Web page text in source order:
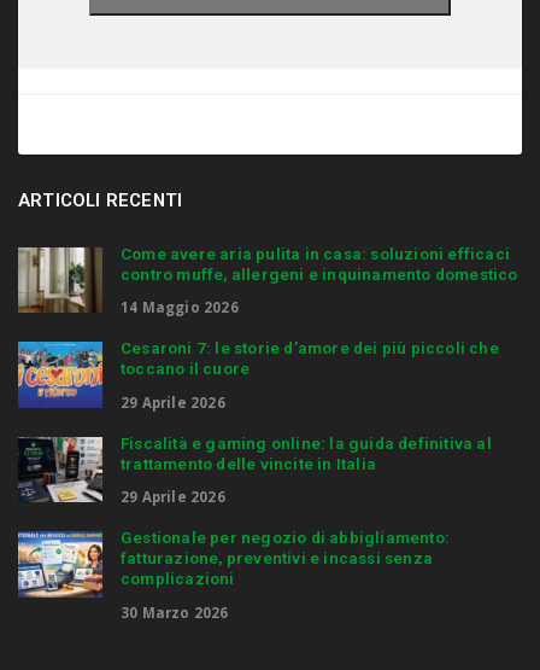
ARTICOLI RECENTI
Come avere aria pulita in casa: soluzioni efficaci
contro muffe, allergeni e inquinamento domestico
14 Maggio 2026
Cesaroni 7: le storie d’amore dei più piccoli che
toccano il cuore
29 Aprile 2026
Fiscalità e gaming online: la guida definitiva al
trattamento delle vincite in Italia
29 Aprile 2026
Gestionale per negozio di abbigliamento:
fatturazione, preventivi e incassi senza
complicazioni
30 Marzo 2026